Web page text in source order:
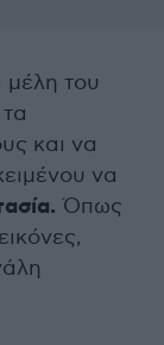
μέλη του
και να
να
Όπως